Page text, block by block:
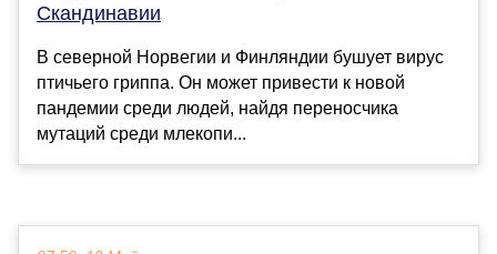
Скандинавии
В северной Норвегии и Финляндии бушует вирус
птичьего гриппа. Он может привести к новой
пандемии среди людей, найдя переносчика
мутаций среди млекопи...